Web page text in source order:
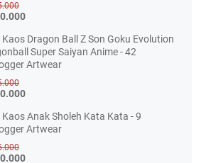
Kaos Dragon Ball Z Son Goku Evolution
Super Saiyan Anime - 42
Artwear
Kaos Anak Sholeh Kata Kata - 9
Artwear